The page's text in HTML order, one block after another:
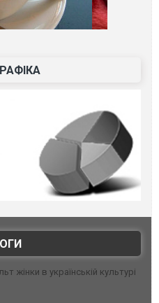
жінки в українській культурі